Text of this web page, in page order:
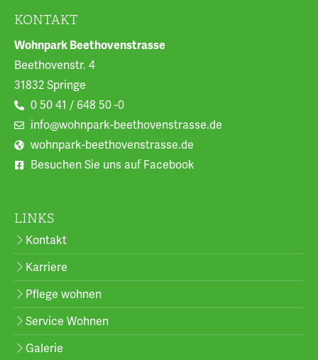
KONTAKT
Wohnpark Beethovenstrasse
Beethovenstr. 4
31832 Springe
0 50 41 / 648 50 -0
info@wohnpark-beethovenstrasse.de
wohnpark-beethovenstrasse.de
Besuchen Sie uns auf Facebook
LINKS
Kontakt
Karriere
Pflege wohnen
Service Wohnen
Galerie